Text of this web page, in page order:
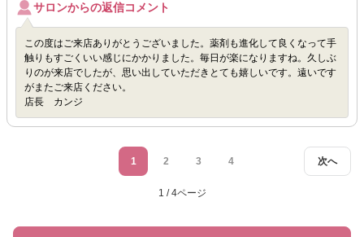
サロンからの返信コメント
この度はご来店ありがとうございました。薬剤も進化して良くなって手
触りもすごくいい感じにかかりました。毎日が楽になりますね。久しぶ
りのが来店でしたが、思い出していただきとても嬉しいです。遠いです
がまたご来店ください。
店長 カンジ
次へ
1 2 3 4
1 / 4ページ